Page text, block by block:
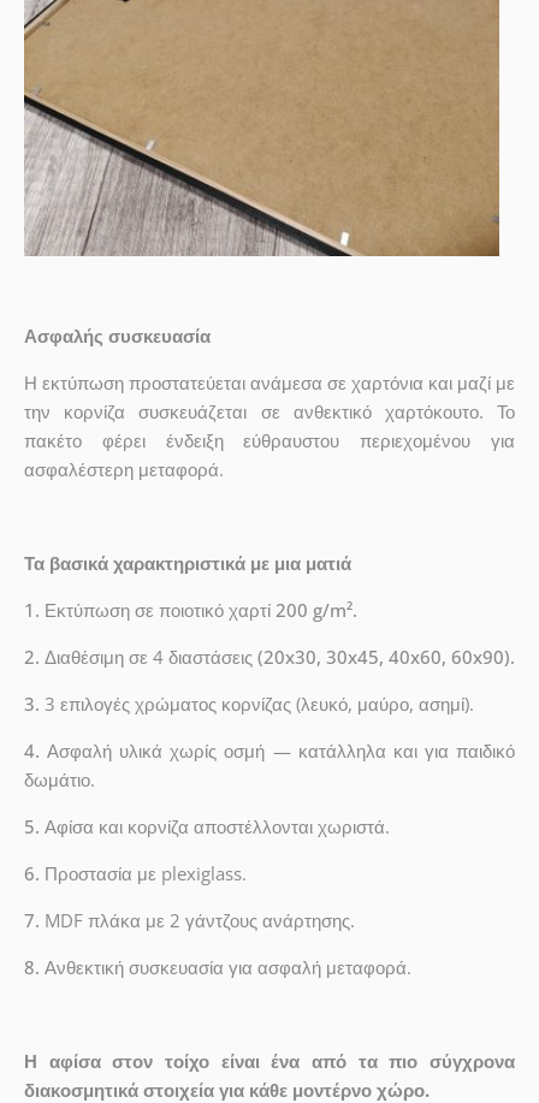
Ασφαλής συσκευασία
Η εκτύπωση προστατεύεται ανάμεσα σε χαρτόνια και μαζί με
την κορνίζα συσκευάζεται σε ανθεκτικό χαρτόκουτο. Το
πακέτο φέρει ένδειξη εύθραυστου περιεχομένου για
ασφαλέστερη μεταφορά.
Τα βασικά χαρακτηριστικά με μια ματιά
1. Εκτύπωση σε ποιοτικό χαρτί200 g/m².
2. Διαθέσιμη σε 4 διαστάσεις (20x30, 30x45, 40x60, 60x90).
3. 3 επιλογές χρώματος κορνίζας (λευκό, μαύρο, ασημί).
4.Ασφαλή υλικά χωρίς οσμή — κατάλληλα και για παιδικό
δωμάτιο.
5. Αφίσα και κορνίζα αποστέλλονται χωριστά.
6. Προστασία με plexiglass.
7. MDF πλάκα με 2 γάντζους ανάρτησης.
8. Ανθεκτική συσκευασία για ασφαλή μεταφορά.
Η αφίσα στον τοίχο είναι ένα από τα πιο σύγχρονα
διακοσμητικά στοιχεία για κάθε μοντέρνο χώρο.